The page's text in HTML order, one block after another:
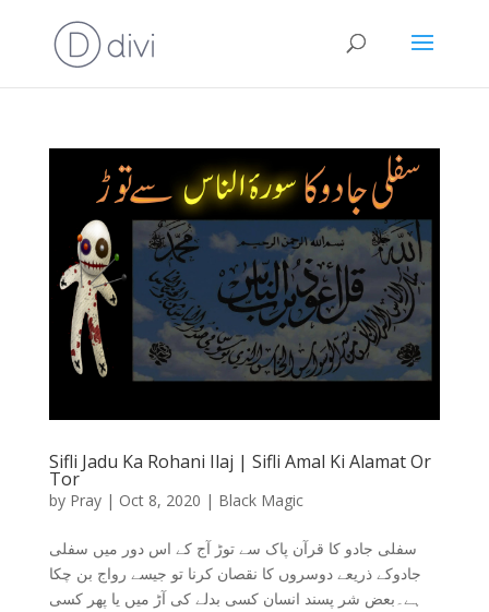
Sifli Jadu Ka Rohani Ilaj | Sifli Amal Ki Alamat Or
Tor
by Pray| Oct 8, 2020 | Black Magic
سفلی جادو کا قرآن پاک سے توڑ آج کے اس دور میں سفلی
جادوکے ذریعے دوسروں کا نقصان کرنا تو جیسے رواج بن چکا
ہے۔بعض شر پسند انسان کسی بدلے کی آڑ میں یا پھر کسی